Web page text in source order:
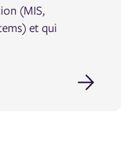
(MIS,
et qui